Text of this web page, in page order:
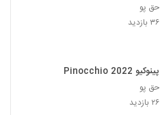
حق پو
۳۶ بازدید
پینوکیو Pinocchio 2022
حق پو
۲۶ بازدید